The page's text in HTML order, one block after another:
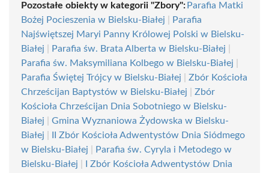
Pozostałe obiekty w kategorii "Zbory": Parafia Matki
Bożej Pocieszenia w Bielsku-Białej
Parafia
Najświętszej Maryi Panny Królowej Polski w Bielsku-
Białej
Parafia św. Brata Alberta w Bielsku-Białej
Parafia św. Maksymiliana Kolbego w Bielsku-Białej
Parafia Świętej Trójcy w Bielsku-Białej
Zbór Kościoła
Chrześcijan Baptystów w Bielsku-Białej
Zbór
Kościoła Chrześcijan Dnia Sobotniego w Bielsku-
Białej
Gmina Wyznaniowa Żydowska w Bielsku-
Białej
II Zbór Kościoła Adwentystów Dnia Siódmego
w Bielsku-Białej
Parafia św. Cyryla i Metodego w
Bielsku-Białej
I Zbór Kościoła Adwentystów Dnia